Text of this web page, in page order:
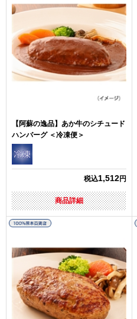
【阿蘇の逸品】あか牛のシチュード
ハンバーグ ＜冷凍便＞
税込1,512円
商品詳細